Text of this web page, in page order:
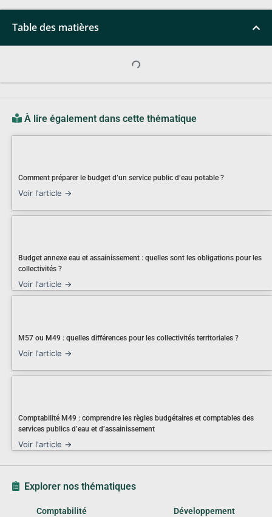
Table des matières
À lire également dans cette thématique
Comment préparer le budget d’un service public d’eau potable ?
Voir l'article →
Budget annexe eau et assainissement : quelles sont les obligations pour les
collectivités ?
Voir l'article →
M57 ou M49 : quelles différences pour les collectivités territoriales ?
Voir l'article →
Comptabilité M49 : comprendre les règles budgétaires et comptables des
services publics d’eau et d’assainissement
Voir l'article →
Explorer nos thématiques
Comptabilité
Développement